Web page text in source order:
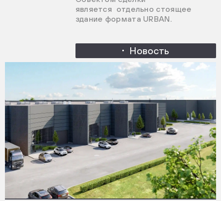
является отдельно стоящее
здание формата URBAN.
Новость